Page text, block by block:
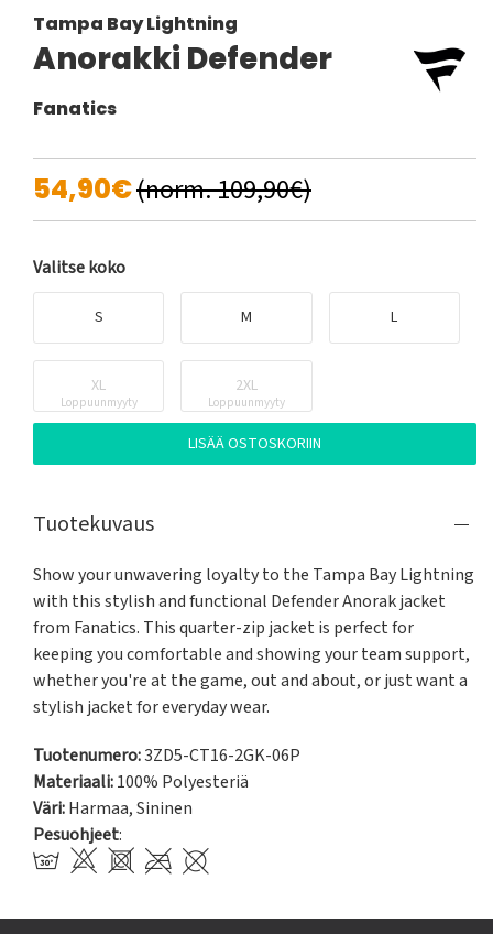
Tampa Bay Lightning
Anorakki Defender
Fanatics
54,90€(norm. 109,90€)
Valitse koko
S M L
XL
Loppuunmyyty
2XL
Loppuunmyyty
LISÄÄ OSTOSKORIIN
Tuotekuvaus
Show your unwavering loyalty to the Tampa Bay Lightning
with this stylish and functional Defender Anorak jacket
from Fanatics. This quarter-zip jacket is perfect for
keeping you comfortable and showing your team support,
whether you're at the game, out and about, or just want a
stylish jacket for everyday wear.
Tuotenumero:3ZD5-CT16-2GK-06P
Materiaali:100% Polyesteriä
Väri:Harmaa,Sininen
Pesuohjeet: